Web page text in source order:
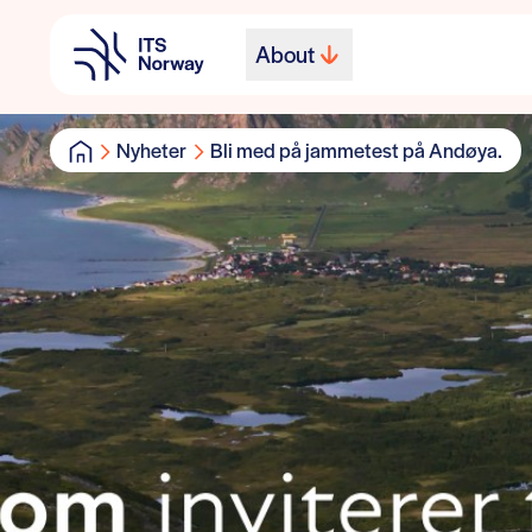
About
Nyheter Bli med på jammetest på Andøya.